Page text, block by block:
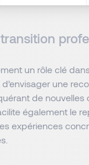
un rôle clé
une
de
également le
expériences